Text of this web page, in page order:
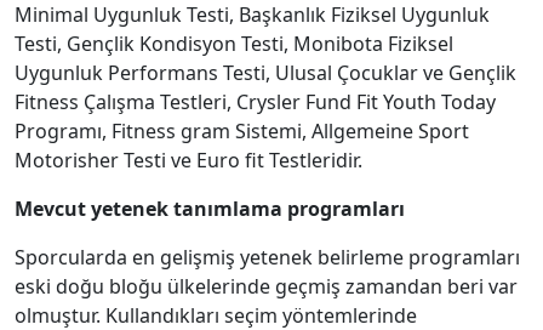
Minimal Uygunluk Testi, Başkanlık Fiziksel Uygunluk
Testi, Gençlik Kondisyon Testi, Monibota Fiziksel
Uygunluk Performans Testi, Ulusal Çocuklar ve Gençlik
Fitness Çalışma Testleri, Crysler Fund Fit Youth Today
Programı, Fitness gram Sistemi, Allgemeine Sport
Motorisher Testi ve Euro fit Testleridir.
Mevcut yetenek tanımlama programları
Sporcularda en gelişmiş yetenek belirleme programları
eski doğu bloğu ülkelerinde geçmiş zamandan beri var
olmuştur. Kullandıkları seçim yöntemlerinde